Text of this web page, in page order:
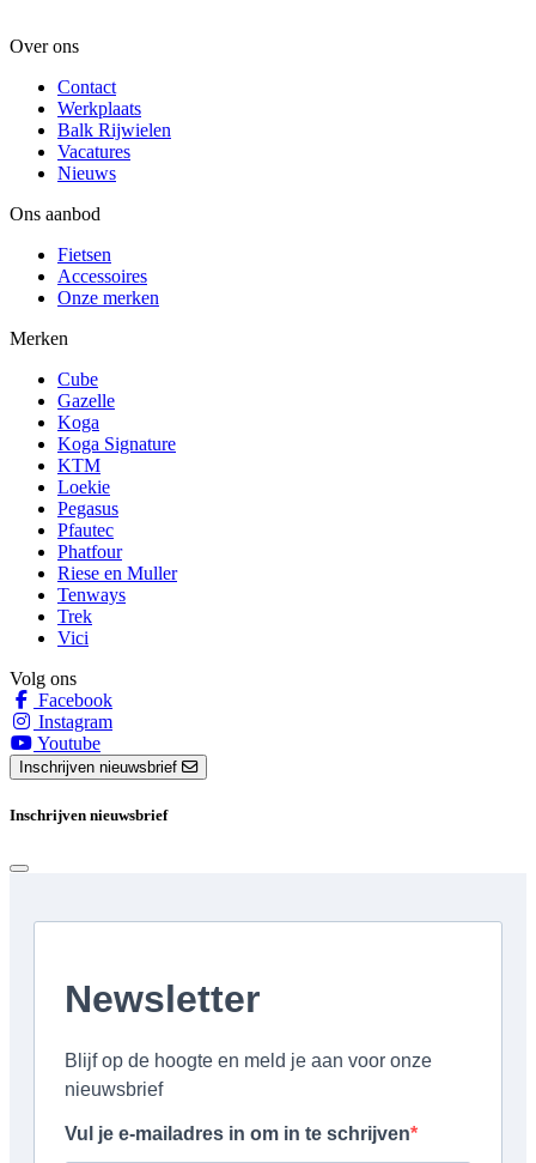
Over ons
Contact
Werkplaats
Balk Rijwielen
Vacatures
Nieuws
Ons aanbod
Fietsen
Accessoires
Onze merken
Merken
Cube
Gazelle
Koga
Koga Signature
KTM
Loekie
Pegasus
Pfautec
Phatfour
Riese en Muller
Tenways
Trek
Vici
Volg ons
Facebook
Instagram
Youtube
Inschrijven nieuwsbrief
Inschrijven nieuwsbrief